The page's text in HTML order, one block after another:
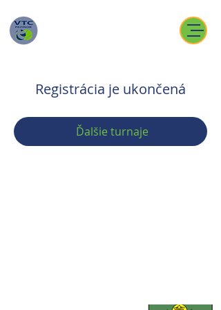
Registrácia je ukončená
Ďalšie turnaje